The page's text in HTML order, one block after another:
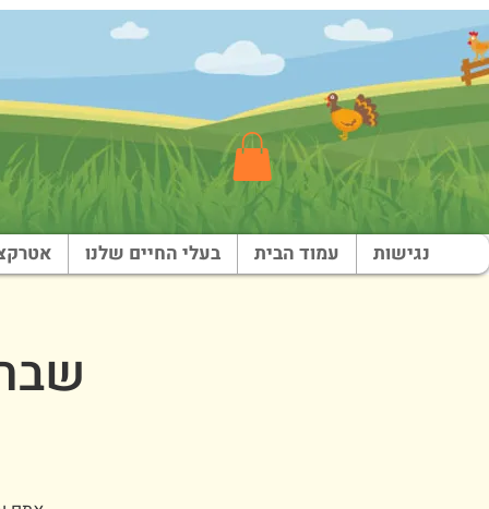
נגישות עמוד הבית בעלי החיים שלנו
שבת